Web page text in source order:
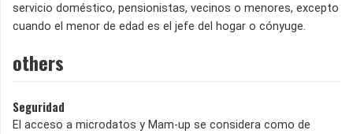
servicio doméstico, pensionistas, vecinos o menores, excepto
cuando el menor de edad es el jefe del hogar o cónyuge.
others
Seguridad
El acceso a microdatos y Mam-up se considera como de